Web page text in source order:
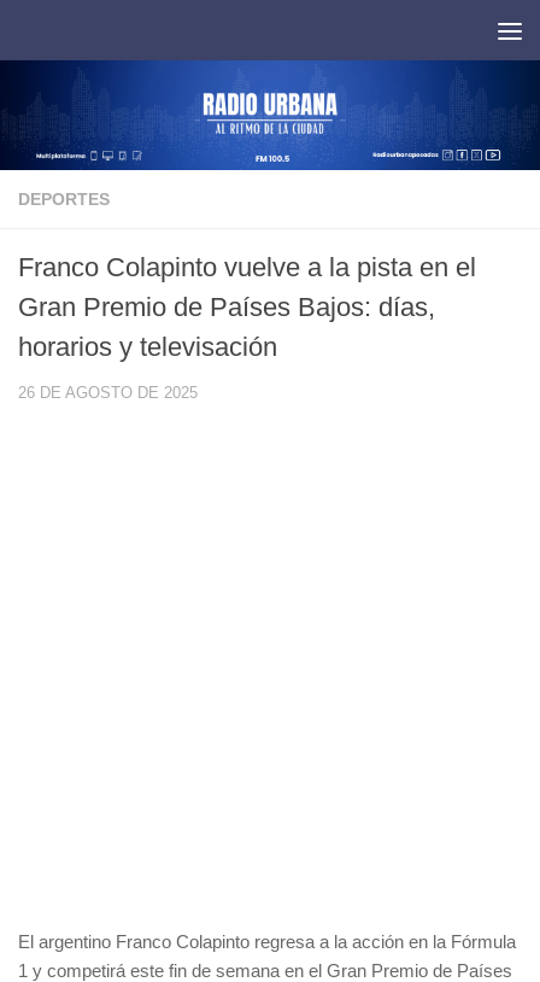
DEPORTES
Franco Colapinto vuelve a la pista en el
Gran Premio de Países Bajos: días,
horarios y televisación
26 DE AGOSTO DE 2025
El argentino Franco Colapinto regresa a la acción en la Fórmula
1 y competirá este fin de semana en el Gran Premio de Países